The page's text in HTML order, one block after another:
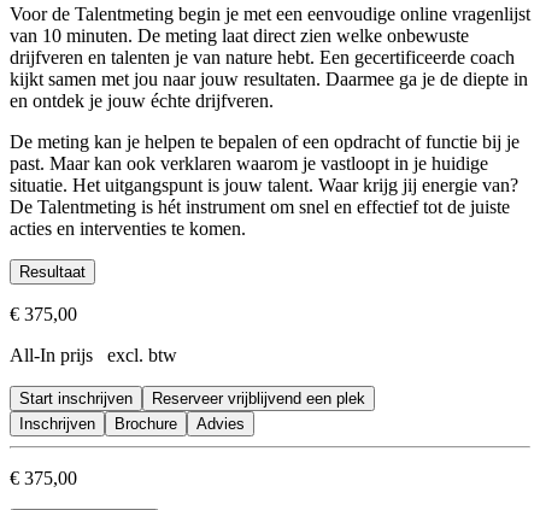
Voor de Talentmeting begin je met een eenvoudige online vragenlijst
van 10 minuten. De meting laat direct zien welke onbewuste
drijfveren en talenten je van nature hebt. Een gecertificeerde coach
kijkt samen met jou naar jouw resultaten. Daarmee ga je de diepte in
en ontdek je jouw échte drijfveren.
De meting kan je helpen te bepalen of een opdracht of functie bij je
past. Maar kan ook verklaren waarom je vastloopt in je huidige
situatie. Het uitgangspunt is jouw talent. Waar krijg jij energie van?
De Talentmeting is hét instrument om snel en effectief tot de juiste
acties en interventies te komen.
Resultaat
Je ontdekt jouw talenten en drijfveren
Je bent je bewust van welke leiderschapskwaliteiten je in je
Je kunt aan de slag met een concreet competentierapport
€ 375,00
All-In prijs excl. btw
Start inschrijven
Reserveer vrijblijvend een plek
Inschrijven
Brochure Advies
€ 375,00